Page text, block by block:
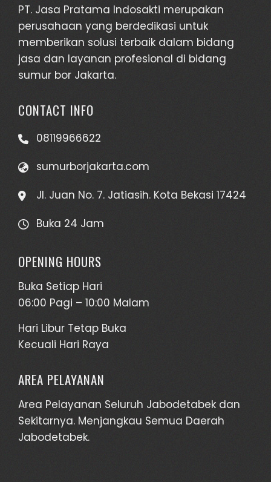
PT. Jasa Pratama Indosakti merupakan
perusahaan yang berdedikasi untuk
memberikan solusi terbaik dalam bidang
jasa dan layanan profesional di bidang
sumur bor Jakarta.
CONTACT INFO
08119966622
sumurborjakarta.com
Jl. Juan No. 7. Jatiasih. Kota Bekasi 17424
Buka 24 Jam
OPENING HOURS
Buka Setiap Hari
06:00 Pagi – 10:00 Malam
Hari Libur Tetap Buka
Kecuali Hari Raya
AREA PELAYANAN
Area Pelayanan Seluruh Jabodetabek dan
Sekitarnya. Menjangkau Semua Daerah
Jabodetabek.